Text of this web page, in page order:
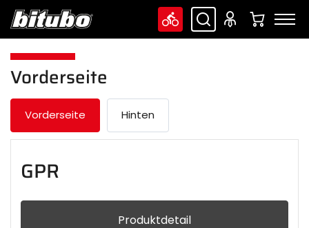
Vorderseite
Vorderseite Hinten
GPR
Produktdetail